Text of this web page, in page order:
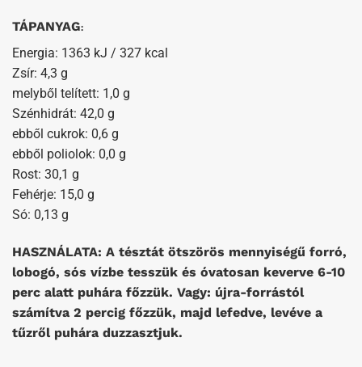
TÁPANYAG:
Energia: 1363 kJ / 327 kcal
Zsír: 4,3 g
melyből telített: 1,0 g
Szénhidrát: 42,0 g
ebből cukrok: 0,6 g
ebből poliolok: 0,0 g
Rost: 30,1 g
Fehérje: 15,0 g
Só: 0,13 g
HASZNÁLATA: A tésztát ötszörös mennyiségű forró,
lobogó, sós vízbe tesszük és óvatosan keverve 6-10
perc alatt puhára főzzük. Vagy: újra-forrástól
számítva 2 percig főzzük, majd lefedve, levéve a
tűzről puhára duzzasztjuk.